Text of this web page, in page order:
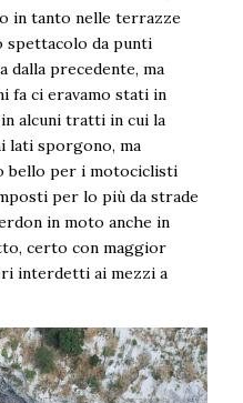
in tanto nelle terrazze
spettacolo da punti
dalla precedente, ma
fa ci eravamo stati in
alcuni tratti in cui la
lati sporgono, ma
bello per i motociclisti
per lo più da strade
in moto anche in
certo con maggior
interdetti ai mezzi a